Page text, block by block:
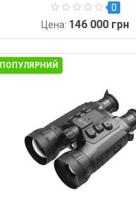
0
Цена: 146 000 грн
ПОПУЛЯРНИЙ